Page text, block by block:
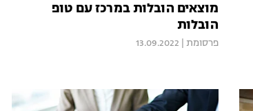
מוצאים הובלות במרכז עם טופ
הובלות
פרסומת 13.09.2022